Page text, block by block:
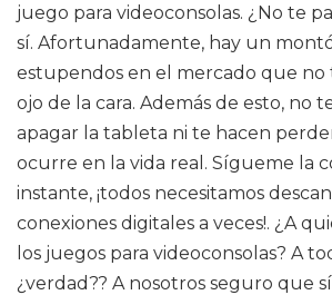
juego para videoconsolas. ¿No te
sí. Afortunadamente, hay un
estupendos en el mercado que no
ojo de la cara. Además de esto, no
apagar la tableta ni te hacen
ocurre en la vida real. Sígueme la
instante, ¡todos necesitamos
conexiones digitales a veces!. ¿A
los juegos para videoconsolas? A
¿verdad?? A nosotros seguro que